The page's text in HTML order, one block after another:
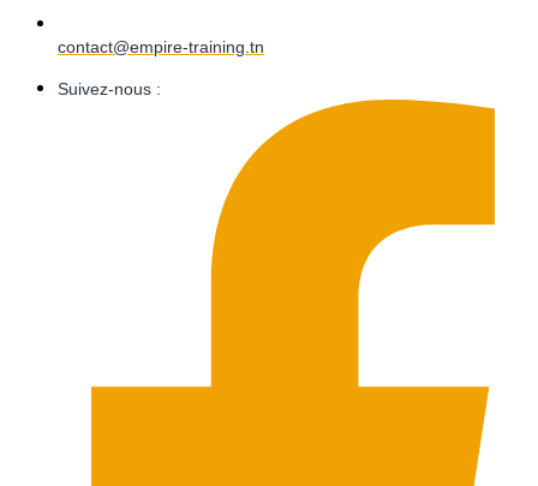
contact@empire-training.tn
Suivez-nous :